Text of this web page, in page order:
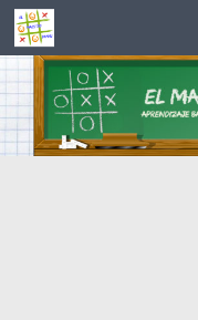
Saltar al contenido